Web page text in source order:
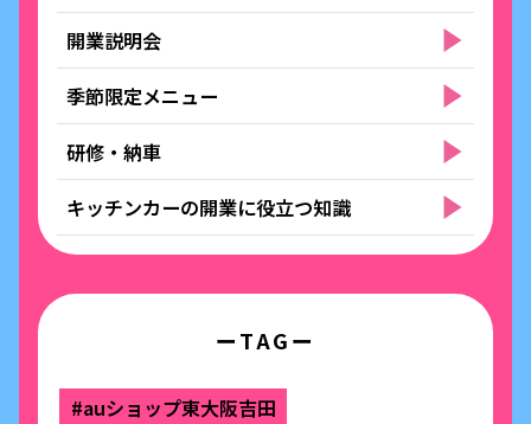
開業説明会
季節限定メニュー
研修・納車
キッチンカーの開業に役立つ知識
ーTAGー
#auショップ東大阪吉田